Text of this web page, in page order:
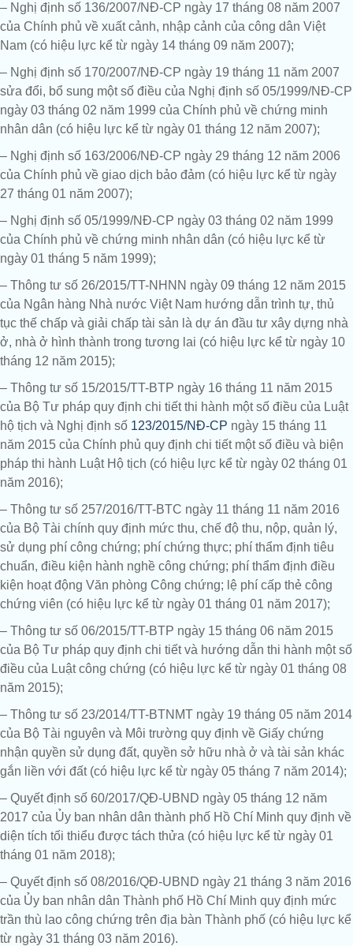
– Nghị định số 136/2007/NĐ-CP ngày 17 tháng 08 năm 2007
của Chính phủ về xuất cảnh, nhập cảnh của công dân Việt
Nam (có hiệu lực kể từ ngày 14 tháng 09 năm 2007);
– Nghị định số 170/2007/NĐ-CP ngày 19 tháng 11 năm 2007
sửa đổi, bổ sung một số điều của Nghị định số 05/1999/NĐ-CP
ngày 03 tháng 02 năm 1999 của Chính phủ về chứng minh
nhân dân (có hiệu lực kể từ ngày 01 tháng 12 năm 2007);
– Nghị định số 163/2006/NĐ-CP ngày 29 tháng 12 năm 2006
của Chính phủ về giao dịch bảo đảm (có hiệu lực kể từ ngày
27 tháng 01 năm 2007);
– Nghị định số 05/1999/NĐ-CP ngày 03 tháng 02 năm 1999
của Chính phủ về chứng minh nhân dân (có hiệu lực kể từ
ngày 01 tháng 5 năm 1999);
– Thông tư số 26/2015/TT-NHNN ngày 09 tháng 12 năm 2015
của Ngân hàng Nhà nước Việt Nam hướng dẫn trình tự, thủ
tục thế chấp và giải chấp tài sản là dự án đầu tư xây dựng nhà
ở, nhà ở hình thành trong tương lai (có hiệu lực kể từ ngày 10
tháng 12 năm 2015);
– Thông tư số 15/2015/TT-BTP ngày 16 tháng 11 năm 2015
của Bộ Tư pháp quy định chi tiết thi hành một số điều của Luật
hộ tịch và Nghị định số 123/2015/NĐ-CP ngày 15 tháng 11
năm 2015 của Chính phủ quy định chi tiết một số điều và biện
pháp thi hành Luật Hộ tịch (có hiệu lực kể từ ngày 02 tháng 01
năm 2016);
– Thông tư số 257/2016/TT-BTC ngày 11 tháng 11 năm 2016
của Bộ Tài chính quy định mức thu, chế độ thu, nộp, quản lý,
sử dụng phí công chứng; phí chứng thực; phí thẩm định tiêu
chuẩn, điều kiện hành nghề công chứng; phí thẩm định điều
kiện hoạt động Văn phòng Công chứng; lệ phí cấp thẻ công
chứng viên (có hiệu lực kể từ ngày 01 tháng 01 năm 2017);
– Thông tư số 06/2015/TT-BTP ngày 15 tháng 06 năm 2015
của Bộ Tư pháp quy định chi tiết và hướng dẫn thi hành một số
điều của Luật công chứng (có hiệu lực kể từ ngày 01 tháng 08
năm 2015);
– Thông tư số 23/2014/TT-BTNMT ngày 19 tháng 05 năm 2014
của Bộ Tài nguyên và Môi trường quy định về Giấy chứng
nhận quyền sử dụng đất, quyền sở hữu nhà ở và tài sản khác
gắn liền với đất (có hiệu lực kể từ ngày 05 tháng 7 năm 2014);
– Quyết định số 60/2017/QĐ-UBND ngày 05 tháng 12 năm
2017 của Ủy ban nhân dân thành phố Hồ Chí Minh quy định về
diện tích tối thiểu được tách thửa (có hiệu lực kể từ ngày 01
tháng 01 năm 2018);
– Quyết định số 08/2016/QĐ-UBND ngày 21 tháng 3 năm 2016
của Ủy ban nhân dân Thành phố Hồ Chí Minh quy định mức
trần thù lao công chứng trên địa bàn Thành phố (có hiệu lực kể
từ ngày 31 tháng 03 năm 2016).